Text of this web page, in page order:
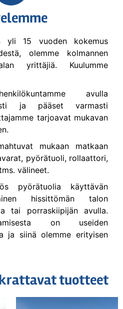
yli 15 vuoden kokemus
olemme kolmannen
yrittäjiä. Kuulumme
avulla
ja pääset varmasti
tarjoavat mukavan
mukaan matkaan
pyörätuoli, rollaattori,
välineet.
pyörätuolia käyttävän
hissittömän talon
tai porraskiipijän avulla.
on useiden
ja siinä olemme erityisen
tuotteet